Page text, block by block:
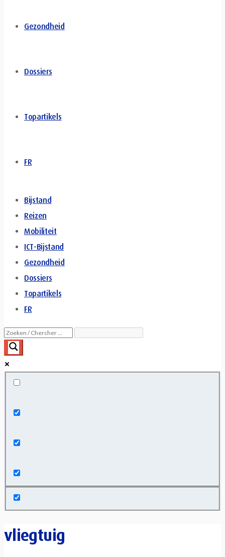
Gezondheid
Dossiers
Topartikels
FR
Bijstand
Reizen
Mobiliteit
ICT-Bijstand
Gezondheid
Dossiers
Topartikels
FR
vliegtuig